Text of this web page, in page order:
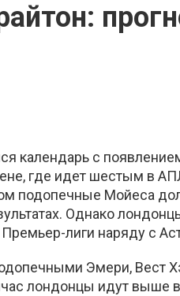
календарь с
где идет шестым в
подопечные Мойеса
Однако
лиги наряду с
Эмери, Вест
лондонцы идут выше